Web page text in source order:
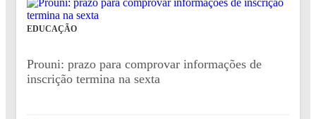
EDUCAÇÃO
Prouni: prazo para comprovar informações de
inscrição termina na sexta